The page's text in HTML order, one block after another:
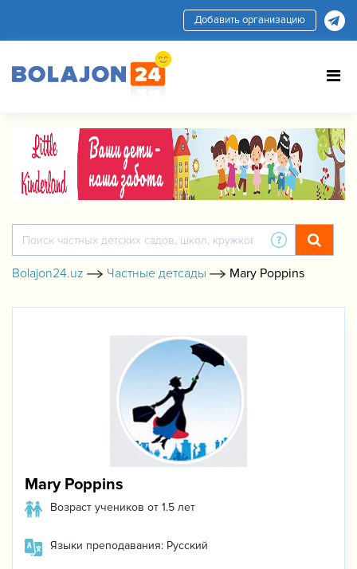
Добавить организацию
Bolajon24.uz Частные детсады Mary Poppins
Mary Poppins
Возраст учеников от 1.5 лет
Языки преподавания: Русский